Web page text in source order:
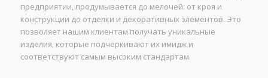
предприятии, продумывается до мелочей: от кроя и
конструкции до отделки и декоративных элементов. Это
позволяет нашим клиентам получать уникальные
изделия, которые подчеркивают их имидж и
соответствуют самым высоким стандартам.